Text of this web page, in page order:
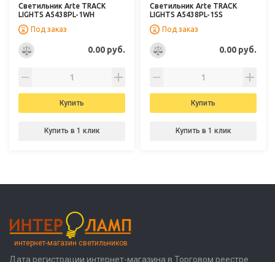
Светильник Arte TRACK
LIGHTS A5438PL-1WH
Под заказ
0.00 руб.
Купить
Купить в 1 клик
Светильник Arte TRACK
LIGHTS A5438PL-1SS
Под заказ
0.00 руб.
Купить
Купить в 1 клик
интернет-магазин светильников
Дата регистрации интернет-магазина в Торговом реестре